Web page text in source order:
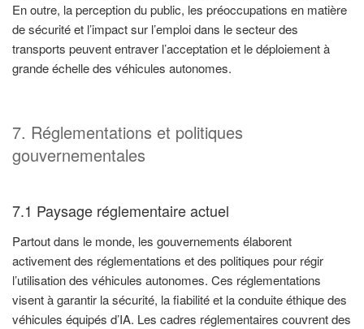
En outre, la perception du public, les préoccupations en matière
de sécurité et l’impact sur l’emploi dans le secteur des
transports peuvent entraver l’acceptation et le déploiement à
grande échelle des véhicules autonomes.
7. Réglementations et politiques
gouvernementales
7.1 Paysage réglementaire actuel
Partout dans le monde, les gouvernements élaborent
activement des réglementations et des politiques pour régir
l’utilisation des véhicules autonomes. Ces réglementations
visent à garantir la sécurité, la fiabilité et la conduite éthique des
véhicules équipés d’IA. Les cadres réglementaires couvrent des